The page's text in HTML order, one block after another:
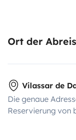
Ort der
Vilassar de
Die genaue
Reservierung von